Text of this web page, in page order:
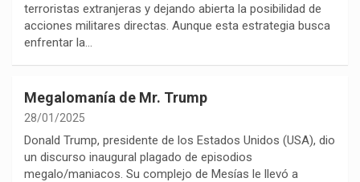
terroristas extranjeras y dejando abierta la posibilidad de
acciones militares directas. Aunque esta estrategia busca
enfrentar la…
Megalomanía de Mr. Trump
28/01/2025
Donald Trump, presidente de los Estados Unidos (USA), dio
un discurso inaugural plagado de episodios
megalo/maniacos. Su complejo de Mesías le llevó a